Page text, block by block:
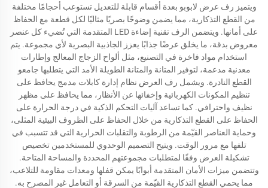
ويتميز رف عرض لابوبو بعدة أقسام قابلة للتعديل تستوعب أحجامًا مختلفة
من القطع التذكارية، مما يضمن وضوحًا بصريًا مثاليًا لكل قطعة مع الحفاظ
على أمانها. ويتضمن الرف تقنية إضاءة LED المتقدمة التي تُضيء كل عنصر
معروض بدقة، ما يخلق عرضًا جذابًا يعزز الجاذبية البصرية لأي مجموعة. يتم
استخدام مواد فاخرة في التصنيع، مثل ألواح الزجاج المعالج وإطارات
معدنية مدعمة، لتوفير المتانة والمتانة الطويلة الأمد التي يتطلبها جامعو
القطع النادرة. ويشمل رف العرض نظام إدارة كابلات مدمج يحافظ على
تنظيم المكونات الكهربائية وإخفائها عن الأنظار، مما يحافظ على مظهر
نظيف واحترافي. كما تساعد آليات التحكم الذكية في درجة الحرارة على
الحفاظ على القطع التذكارية من خلال الحفاظ على الظروف البيئية المثلى،
وحماية العناصر القيّمة من الرطوبة والتقلبات الحرارية التي قد تتسبب في
تلفها مع مرور الوقت. ويتيح التصميم الوحدوي للمستخدمين تخصيص
تشكيلة العرض وفقًا لمتطلبات مجموعتهم المحددة والمساحة المتاحة.
وتتضمن ميزات الأمان المتقدمة أبوابًا يمكن قفلها ومعدات مقاومة للتلاعب،
مما يحمي القطع التذكارية القيّمة من السرقة أو التعامل غير المصرح به.